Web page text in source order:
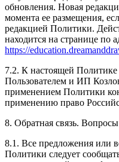
обновления. Новая
момента ее размещения,
редакцией Политики.
находится на странице по
https://
7.2. К настоящей
Пользователем и ИП
применением Политики
применению право
8. Обратная связь.
8.1. Все предложения или
Политики следует